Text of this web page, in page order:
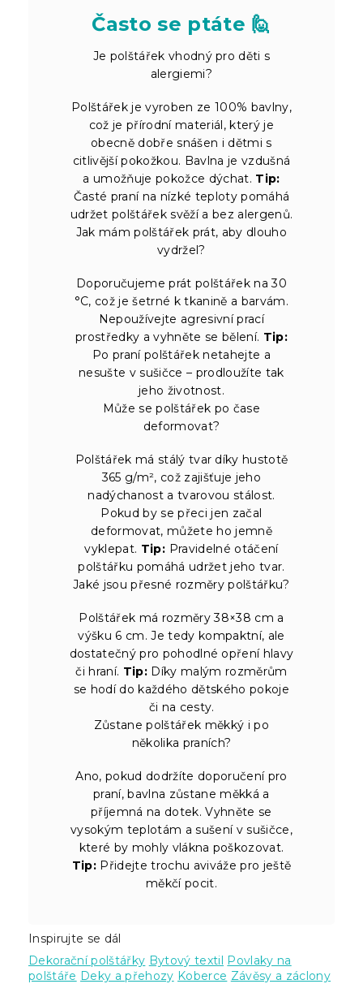
Často se ptáte 🙋
Je polštářek vhodný pro děti s
alergiemi?
Polštářek je vyroben ze 100% bavlny,
což je přírodní materiál, který je
obecně dobře snášen i dětmi s
citlivější pokožkou. Bavlna je vzdušná
a umožňuje pokožce dýchat. Tip:
Časté praní na nízké teploty pomáhá
udržet polštářek svěží a bez alergenů.
Jak mám polštářek prát, aby dlouho
vydržel?
Doporučujeme prát polštářek na 30
°C, což je šetrné k tkanině a barvám.
Nepoužívejte agresivní prací
prostředky a vyhněte se bělení. Tip:
Po praní polštářek netahejte a
nesušte v sušičce – prodloužíte tak
jeho životnost.
Může se polštářek po čase
deformovat?
Polštářek má stálý tvar díky hustotě
365 g/m², což zajišťuje jeho
nadýchanost a tvarovou stálost.
Pokud by se přeci jen začal
deformovat, můžete ho jemně
vyklepat. Tip: Pravidelné otáčení
polštářku pomáhá udržet jeho tvar.
Jaké jsou přesné rozměry polštářku?
Polštářek má rozměry 38×38 cm a
výšku 6 cm. Je tedy kompaktní, ale
dostatečný pro pohodlné opření hlavy
či hraní. Tip: Díky malým rozměrům
se hodí do každého dětského pokoje
či na cesty.
Zůstane polštářek měkký i po
několika praních?
Ano, pokud dodržíte doporučení pro
praní, bavlna zůstane měkká a
příjemná na dotek. Vyhněte se
vysokým teplotám a sušení v sušičce,
které by mohly vlákna poškozovat.
Tip: Přidejte trochu aviváže pro ještě
měkčí pocit.
Inspirujte se dál
Dekorační polštářky Bytový textil Povlaky na
polštáře Deky a přehozy Koberce Závěsy a záclony